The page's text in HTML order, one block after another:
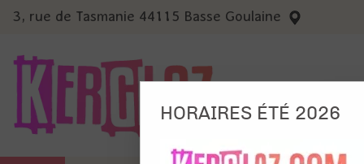
3, rue de Tasmanie 44115 Basse Goulaine
HORAIRES ÉTÉ 2026